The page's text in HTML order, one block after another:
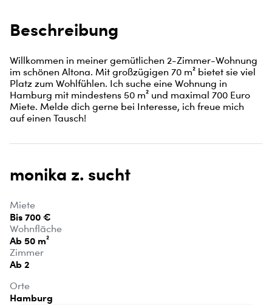
Beschreibung
Willkommen in meiner gemütlichen 2-Zimmer-Wohnung
im schönen Altona. Mit großzügigen 70 m² bietet sie viel
Platz zum Wohlfühlen. Ich suche eine Wohnung in
Hamburg mit mindestens 50 m² und maximal 700 Euro
Miete. Melde dich gerne bei Interesse, ich freue mich
auf einen Tausch!
monika z. sucht
Miete
Bis 700 €
Wohnfläche
Ab 50 m²
Zimmer
Ab 2
Orte
Hamburg